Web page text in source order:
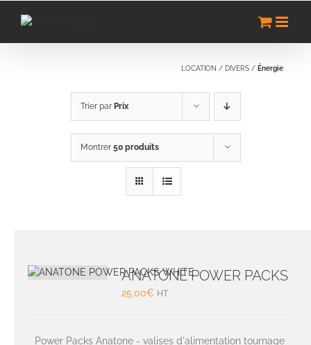
LOCATION / DIVERS / Énergie
Trier par Prix
Montrer 50 produits
ANATONE POWER PACKS
25,00€ HT
Power Packs Anatone - valises d'alimentation tournage